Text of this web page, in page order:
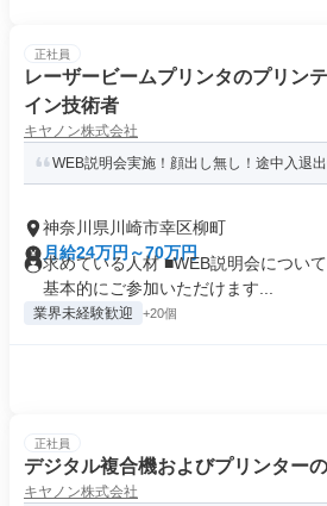
正社員
レーザービームプリンタのプリン
イン技術者
キヤノン株式会社
WEB説明会実施！顔出し無し！途中入退
神奈川県川崎市幸区柳町
月給24万円～70万円
求めている人材 ■WEB説明会につい
基本的にご参加いただけます...
業界未経験歓迎 +20個
正社員
デジタル複合機およびプリンター
キヤノン株式会社